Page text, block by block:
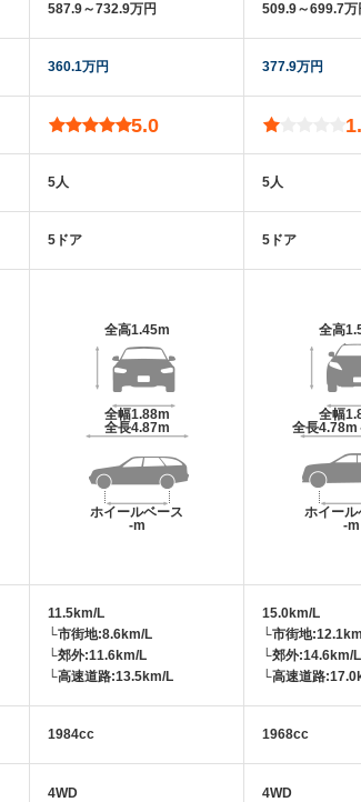
587.9～732.9万円
360.1万円
5.0
5人
5ドア
全高1.45m
全幅1.88m
全長4.87m
ホイールベース
-m
11.5km/L
└市街地:8.6km/L
└郊外:11.6km/L
└高速道路:13.5km/L
1984cc
4WD
509.9～699.7万
377.9万円
5人
5ドア
全高
全幅
全長4.78m
ホイール
-m
15.0km/L
└市街地
└郊外:14.6km/L
└高速道路
1968cc
4WD